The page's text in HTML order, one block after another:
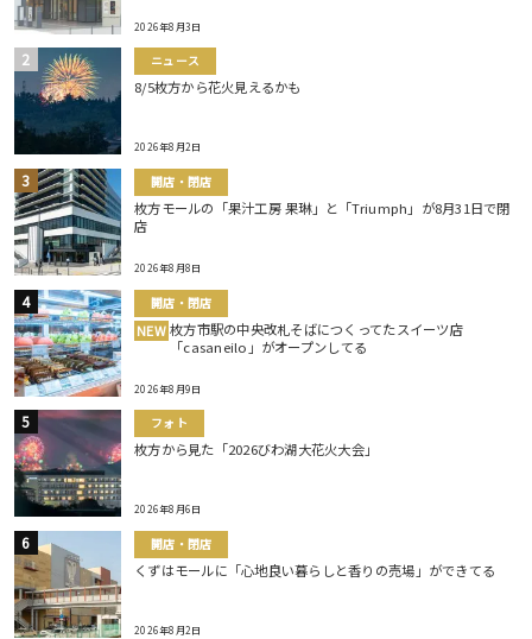
2026年8月3日
ニュース
8/5枚方から花火見えるかも
2026年8月2日
開店・閉店
枚方モールの「果汁工房 果琳」と「Triumph」が8月31日で閉
店
2026年8月8日
開店・閉店
NEW 枚方市駅の中央改札そばにつくってたスイーツ店
「casaneilo」がオープンしてる
2026年8月9日
フォト
枚方から見た「2026びわ湖大花火大会」
2026年8月6日
開店・閉店
くずはモールに「心地良い暮らしと香りの売場」ができてる
2026年8月2日